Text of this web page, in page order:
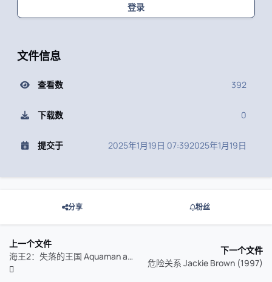
登录
文件信息
查看数 392
下载数 0
提交于 2025年1月19日 07:392025年1月19日
分享 粉丝
上一个文件
海王2：失落的王国 Aquaman and the Lost Kingdom (2023)
下一个文件
危险关系 Jackie Brown (1997)